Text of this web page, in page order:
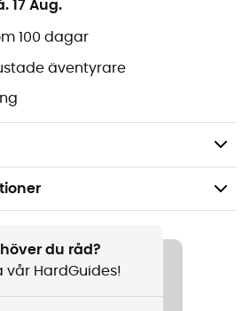
17 Aug.
100 dagar
äventyrare
/ Resa / Den dagliga
du råd?
vår HardGuides!